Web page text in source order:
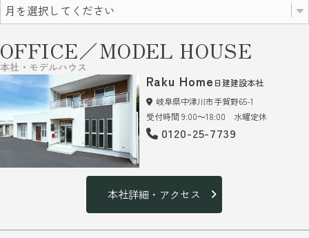
OFFICE／MODEL HOUSE
本社・モデルハウス
Raku Home 日建建設本社
岐阜県中津川市手賀野65-1
受付時間 9:00～18:00 水曜定休
0120-25-7739
本社詳細・アクセス